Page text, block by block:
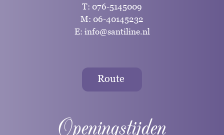
T: 076-5145009
M: 06-40145232
E: info@santiline.nl
Route
Openingstijden